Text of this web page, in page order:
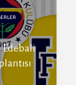
Edebali